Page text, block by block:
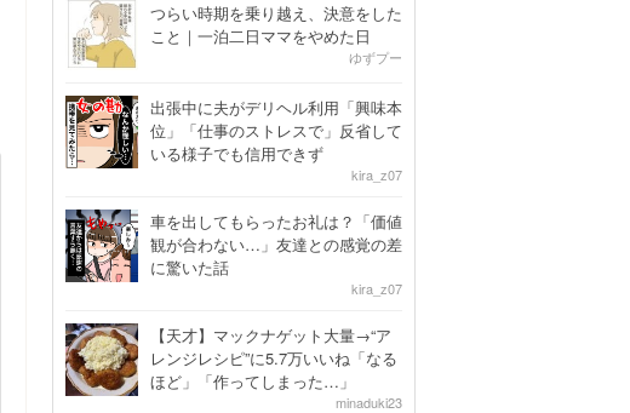
つらい時期を乗り越え、決意をした
こと｜一泊二日ママをやめた日
ゆずプー
出張中に夫がデリヘル利用「興味本
位」「仕事のストレスで」反省して
いる様子でも信用できず
kira_z07
車を出してもらったお礼は？「価値
観が合わない…」友達との感覚の差
に驚いた話
kira_z07
【天才】マックナゲット大量→“ア
レンジレシピ”に5.7万いいね「なる
ほど」「作ってしまった…」
minaduki23